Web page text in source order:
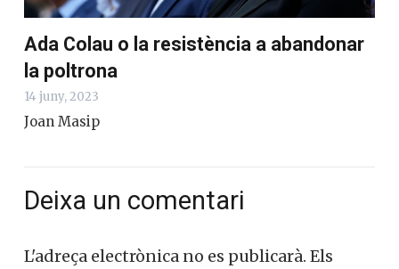
Ada Colau o la resistència a abandonar
la poltrona
14 juny, 2023
Joan Masip
Deixa un comentari
L'adreça electrònica no es publicarà. Els